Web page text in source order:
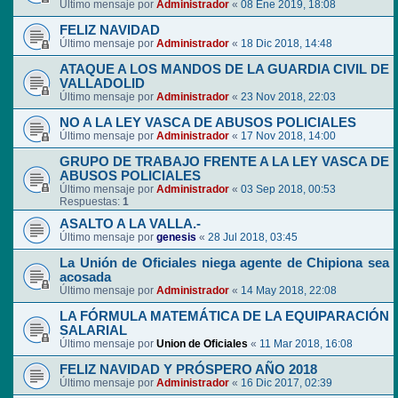
Último mensaje por Administrador « 08 Ene 2019, 18:08
FELIZ NAVIDAD
Último mensaje por Administrador « 18 Dic 2018, 14:48
ATAQUE A LOS MANDOS DE LA GUARDIA CIVIL DE
VALLADOLID
Último mensaje por Administrador « 23 Nov 2018, 22:03
NO A LA LEY VASCA DE ABUSOS POLICIALES
Último mensaje por Administrador « 17 Nov 2018, 14:00
GRUPO DE TRABAJO FRENTE A LA LEY VASCA DE
ABUSOS POLICIALES
Último mensaje por Administrador « 03 Sep 2018, 00:53
Respuestas: 1
ASALTO A LA VALLA.-
Último mensaje por genesis « 28 Jul 2018, 03:45
La Unión de Oficiales niega agente de Chipiona sea
acosada
Último mensaje por Administrador « 14 May 2018, 22:08
LA FÓRMULA MATEMÁTICA DE LA EQUIPARACIÓN
SALARIAL
Último mensaje por Union de Oficiales « 11 Mar 2018, 16:08
FELIZ NAVIDAD Y PRÓSPERO AÑO 2018
Último mensaje por Administrador « 16 Dic 2017, 02:39